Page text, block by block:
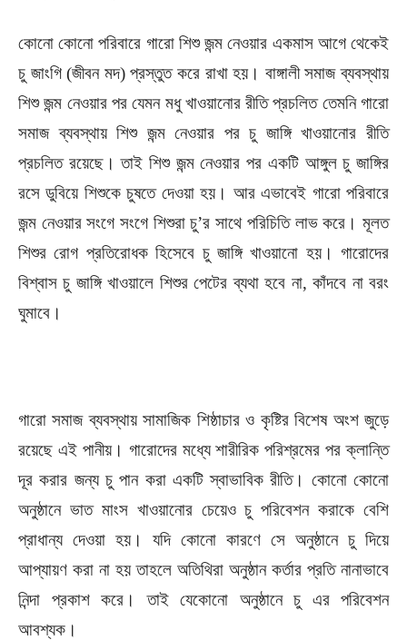
কোনো কোনো পরিবারে গারো শিশু জন্ম নেওয়ার একমাস আগে থেকেই
চু জাংগি (জীবন মদ) প্রস্তুত করে রাখা হয়। বাঙ্গালী সমাজ ব্যবস্থায়
শিশু জন্ম নেওয়ার পর যেমন মধু খাওয়ানোর রীতি প্রচলিত তেমনি গারো
সমাজ ব্যবস্থায় শিশু জন্ম নেওয়ার পর চু জাঙ্গি খাওয়ানোর রীতি
প্রচলিত রয়েছে। তাই শিশু জন্ম নেওয়ার পর একটি আঙ্গুল চু জাঙ্গির
রসে ডুবিয়ে শিশুকে চুষতে দেওয়া হয়। আর এভাবেই গারো পরিবারে
জন্ম নেওয়ার সংগে সংগে শিশুরা চু’র সাথে পরিচিতি লাভ করে। মূলত
শিশুর রোগ প্রতিরোধক হিসেবে চু জাঙ্গি খাওয়ানো হয়। গারোদের
বিশ্বাস চু জাঙ্গি খাওয়ালে শিশুর পেটের ব্যথা হবে না, কাঁদবে না বরং
ঘুমাবে।
গারো সমাজ ব্যবস্থায় সামাজিক শিষ্ঠাচার ও কৃষ্টির বিশেষ অংশ জুড়ে
রয়েছে এই পানীয়। গারোদের মধ্যে শারীরিক পরিশ্রমের পর ক্লান্তি
দূর করার জন্য চু পান করা একটি স্বাভাবিক রীতি। কোনো কোনো
অনুষ্ঠানে ভাত মাংস খাওয়ানোর চেয়েও চু পরিবেশন করাকে বেশি
প্রাধান্য দেওয়া হয়। যদি কোনো কারণে সে অনুষ্ঠানে চু দিয়ে
আপ্যায়ণ করা না হয় তাহলে অতিথিরা অনুষ্ঠান কর্তার প্রতি নানাভাবে
নিন্দা প্রকাশ করে। তাই যেকোনো অনুষ্ঠানে চু এর পরিবেশন
আবশ্যক।